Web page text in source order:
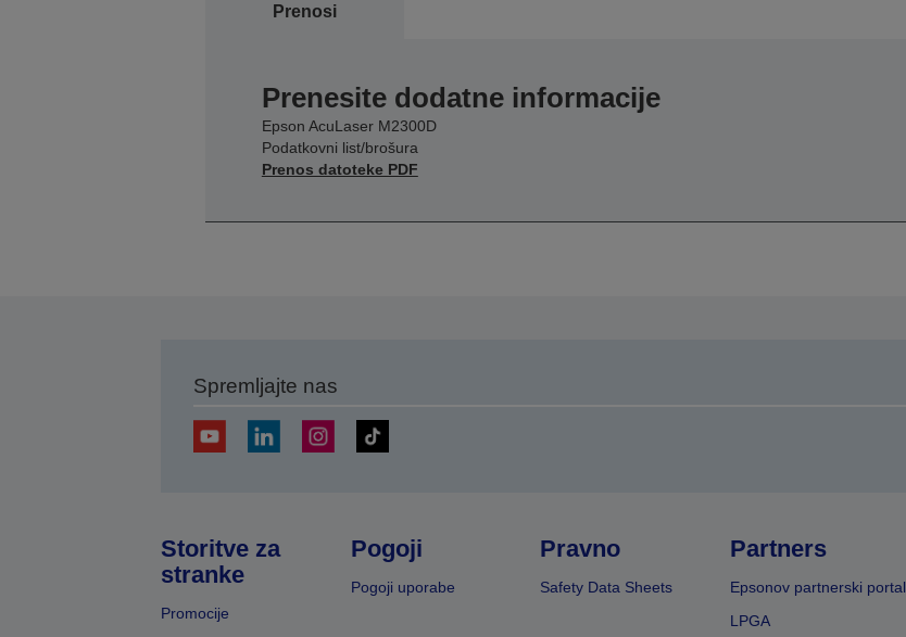
Prenosi
Prenesite dodatne informacije
Epson AcuLaser M2300D
Podatkovni list/brošura
Prenos datoteke PDF
Spremljajte nas
Storitve za
stranke
Promocije
Pogoji
Pogoji uporabe
Pravno
Safety Data Sheets
Partners
Epsonov partnerski portal
LPGA